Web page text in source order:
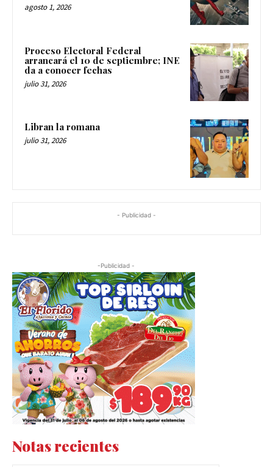
agosto 1, 2026
Proceso Electoral Federal
arrancará el 10 de septiembre; INE
da a conocer fechas
julio 31, 2026
Libran la romana
julio 31, 2026
- Publicidad -
-Publicidad -
Notas recientes